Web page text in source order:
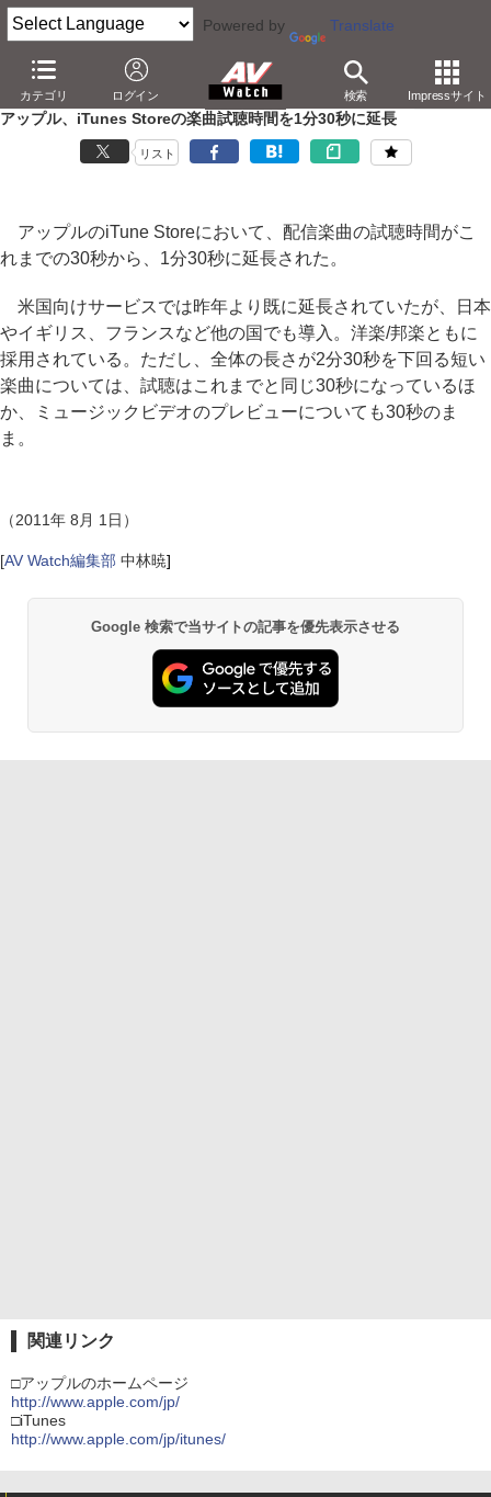
Powered by Translate
カテゴリ ログイン 検索 Impressサイト
AV Watch コンテンツ・サービス 音楽配信
iTunes
アップル、iTunes Storeの楽曲試聴時間を1分30秒に延長
リスト
アップルのiTune Storeにおいて、配信楽曲の試聴時間がこ
れまでの30秒から、1分30秒に延長された。
米国向けサービスでは昨年より既に延長されていたが、日本
やイギリス、フランスなど他の国でも導入。洋楽/邦楽ともに
採用されている。ただし、全体の長さが2分30秒を下回る短い
楽曲については、試聴はこれまでと同じ30秒になっているほ
か、ミュージックビデオのプレビューについても30秒のま
ま。
（2011年 8月 1日）
[AV Watch編集部 中林暁]
Google 検索で当サイトの記事を優先表示させる
関連リンク
□アップルのホームページ
http://www.apple.com/jp/
□iTunes
http://www.apple.com/jp/itunes/